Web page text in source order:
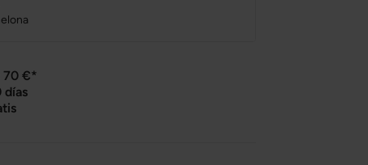
70 €*
días